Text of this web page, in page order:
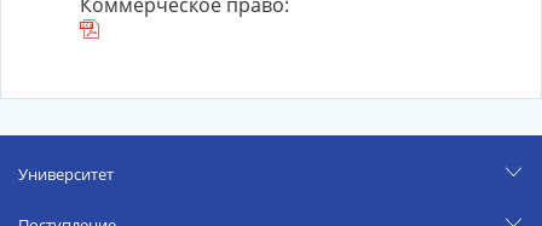
Университет